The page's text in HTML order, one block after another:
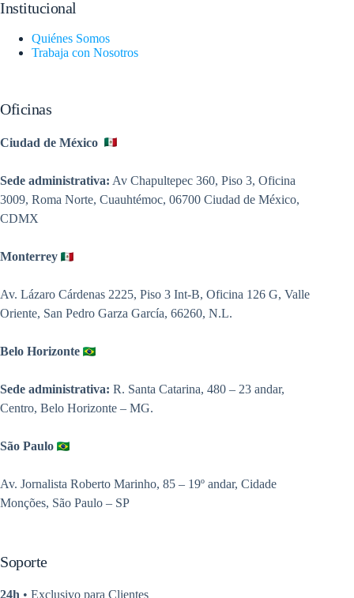
Institucional
Quiénes Somos
Trabaja con Nosotros
Oficinas
Ciudad de México
Sede administrativa: Av Chapultepec 360, Piso 3, Oficina
3009, Roma Norte, Cuauhtémoc, 06700 Ciudad de México,
CDMX
Monterrey
Av. Lázaro Cárdenas 2225, Piso 3 Int-B, Oficina 126 G, Valle
Oriente, San Pedro Garza García, 66260, N.L.
Belo Horizonte
Sede administrativa: R. Santa Catarina, 480 – 23 andar,
Centro, Belo Horizonte – MG.
São Paulo
Av. Jornalista Roberto Marinho, 85 – 19º andar, Cidade
Monções, São Paulo – SP
Soporte
24h • Exclusivo para Clientes